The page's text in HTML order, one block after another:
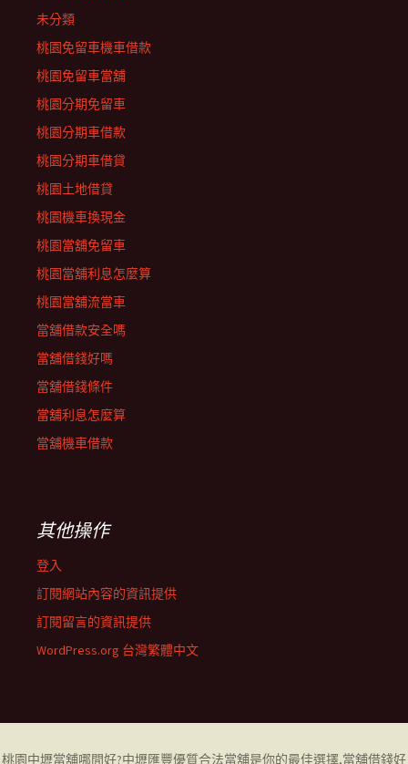
未分類
桃園免留車機車借款
桃園免留車當舖
桃園分期免留車
桃園分期車借款
桃園分期車借貸
桃園土地借貸
桃園機車換現金
桃園當舖免留車
桃園當舖利息怎麼算
桃園當舖流當車
當舖借款安全嗎
當舖借錢好嗎
當舖借錢條件
當舖利息怎麼算
當舖機車借款
其他操作
登入
訂閱網站內容的資訊提供
訂閱留言的資訊提供
WordPress.org 台灣繁體中文
桃園中壢當舖哪間好?中壢匯豐優質合法當舖是你的最佳選擇,當舖借錢好